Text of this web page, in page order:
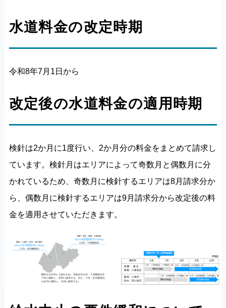
水道料金の改定時期
令和8年7月1日から
改定後の水道料金の適用時期
検針は2か月に1度行い、2か月分の料金をまとめて請求し
ています。検針月はエリアによって奇数月と偶数月に分
かれているため、奇数月に検針するエリアは8月請求分か
ら、偶数月に検針するエリアは9月請求分から改定後の料
金を適用させていただきます。